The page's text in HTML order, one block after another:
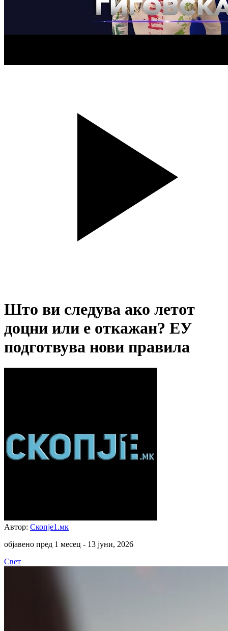
Што ви следува ако летот
доцни или е откажан? ЕУ
подготвува нови правила
Автор: Скопје1.мк
објавено пред 1 месец - 13 јуни, 2026
Свет